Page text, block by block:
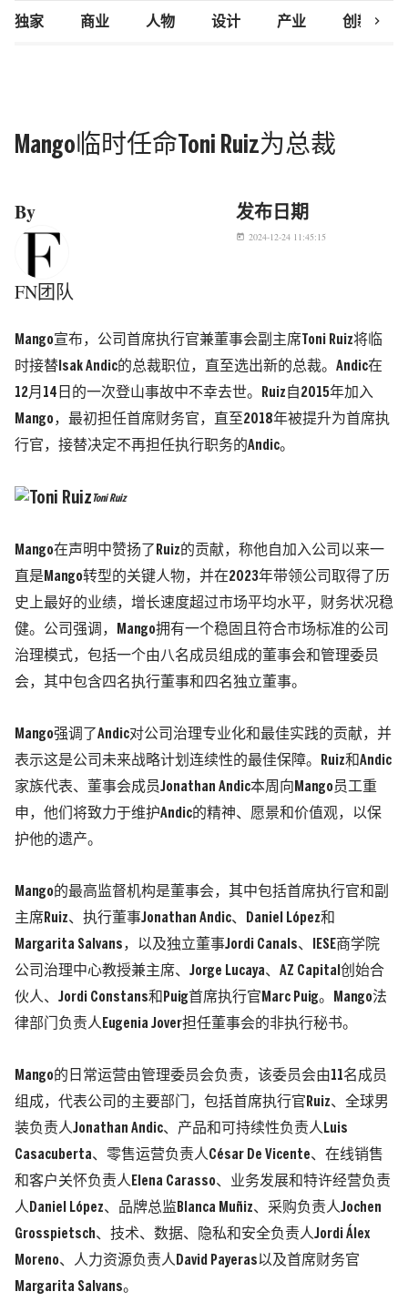
独家 商业 人物 设计 产业 创新研究
chevron_right
Mango临时任命Toni Ruiz为总裁
By
FN团队
发布日期
today 2024-12-24 11:45:15
Mango宣布，公司首席执行官兼董事会副主席Toni Ruiz将临
时接替Isak Andic的总裁职位，直至选出新的总裁。Andic在
12月14日的一次登山事故中不幸去世。Ruiz自2015年加入
Mango，最初担任首席财务官，直至2018年被提升为首席执
行官，接替决定不再担任执行职务的Andic。
Toni Ruiz
Mango在声明中赞扬了Ruiz的贡献，称他自加入公司以来一
直是Mango转型的关键人物，并在2023年带领公司取得了历
史上最好的业绩，增长速度超过市场平均水平，财务状况稳
健。公司强调，Mango拥有一个稳固且符合市场标准的公司
治理模式，包括一个由八名成员组成的董事会和管理委员
会，其中包含四名执行董事和四名独立董事。
Mango强调了Andic对公司治理专业化和最佳实践的贡献，并
表示这是公司未来战略计划连续性的最佳保障。Ruiz和Andic
家族代表、董事会成员Jonathan Andic本周向Mango员工重
申，他们将致力于维护Andic的精神、愿景和价值观，以保
护他的遗产。
Mango的最高监督机构是董事会，其中包括首席执行官和副
主席Ruiz、执行董事Jonathan Andic、Daniel López和
Margarita Salvans，以及独立董事Jordi Canals、IESE商学院
公司治理中心教授兼主席、Jorge Lucaya、AZ Capital创始合
伙人、Jordi Constans和Puig首席执行官Marc Puig。Mango法
律部门负责人Eugenia Jover担任董事会的非执行秘书。
Mango的日常运营由管理委员会负责，该委员会由11名成员
组成，代表公司的主要部门，包括首席执行官Ruiz、全球男
装负责人Jonathan Andic、产品和可持续性负责人Luis
Casacuberta、零售运营负责人César De Vicente、在线销售
和客户关怀负责人Elena Carasso、业务发展和特许经营负责
人Daniel López、品牌总监Blanca Muñiz、采购负责人Jochen
Grosspietsch、技术、数据、隐私和安全负责人Jordi Álex
Moreno、人力资源负责人David Payeras以及首席财务官
Margarita Salvans。